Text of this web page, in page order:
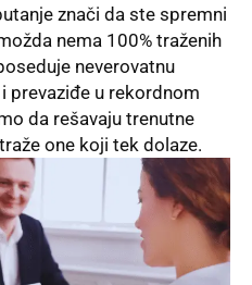
znači da ste spremni
nema 100% traženih
neverovatnu
prevaziđe u rekordnom
da rešavaju trenutne
one koji tek dolaze.